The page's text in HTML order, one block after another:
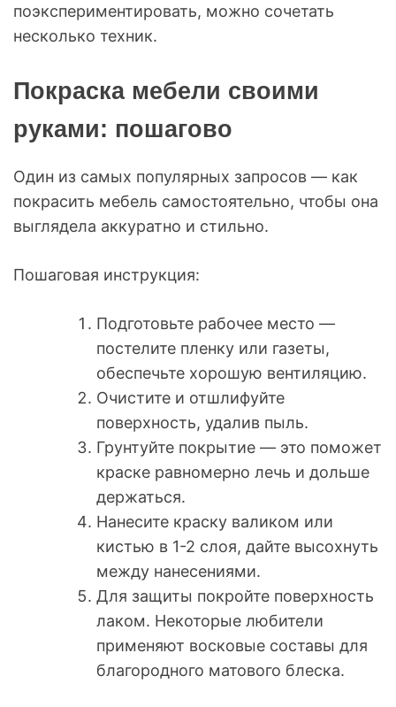
поэкспериментировать, можно сочетать
несколько техник.
Покраска мебели своими
руками: пошагово
Один из самых популярных запросов — как
покрасить мебель самостоятельно, чтобы она
выглядела аккуратно и стильно.
Пошаговая инструкция:
Подготовьте рабочее место —
постелите пленку или газеты,
обеспечьте хорошую вентиляцию.
Очистите и отшлифуйте
поверхность, удалив пыль.
Грунтуйте покрытие — это поможет
краске равномерно лечь и дольше
держаться.
Нанесите краску валиком или
кистью в 1-2 слоя, дайте высохнуть
между нанесениями.
Для защиты покройте поверхность
лаком. Некоторые любители
применяют восковые составы для
благородного матового блеска.